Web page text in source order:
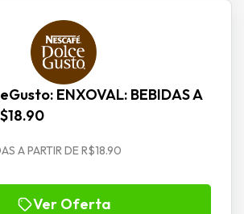
ENXOVAL: BEBIDAS A
A PARTIR DE R$18.90
Ver Oferta